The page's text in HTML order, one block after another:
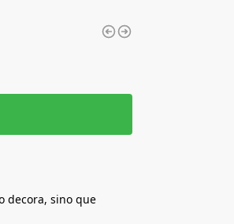
decora, sino que